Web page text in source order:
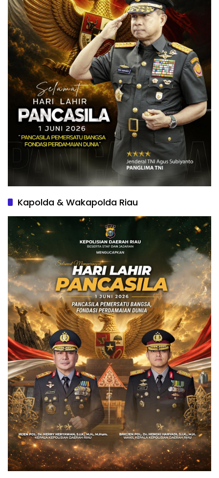
Kapolda & Wakapolda Riau